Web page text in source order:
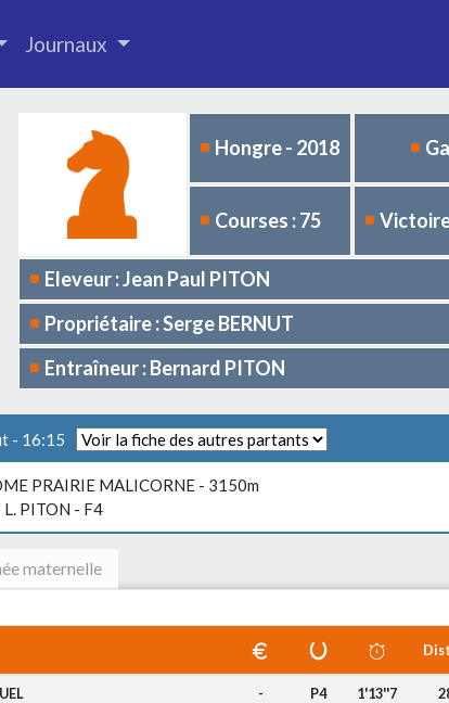
Journaux
Hongre - 2018
Courses : 75
Eleveur : Jean Paul PITON
Propriétaire : Serge BERNUT
Entraîneur : Bernard PITON
- 16:15
PRAIRIE MALICORNE - 3150m
L. PITON - F4
maternelle
- P4 1'13''7